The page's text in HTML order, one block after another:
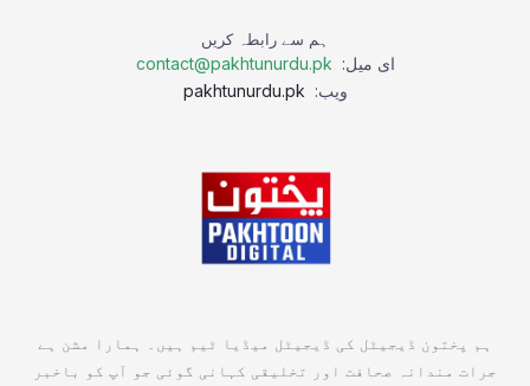
ہم سے رابطہ کریں
ای میل: contact@pakhtunurdu.pk
ویب:
ہم پختون ڈیجیٹل کی ڈیجیٹل میڈیا ٹیم ہیں۔ ہمارا مشن ہے
جرات مندانہ صحافت اور تخلیقی کہانی گوئی جو آپ کو باخبر